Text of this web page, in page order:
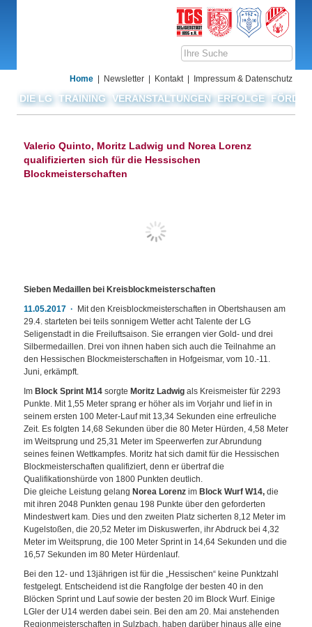
Home Newsletter Kontakt Impressum & Datenschutz
DIE LG TRAINING VERANSTALTUNGEN ERFOLGE
Valerio Quinto, Moritz Ladwig und Norea Lorenz
qualifizierten sich für die Hessischen
Blockmeisterschaften
Sieben Medaillen bei Kreisblockmeisterschaften
11.05.2017
Mit den Kreisblockmeisterschaften in Obertshausen am
29.4. starteten bei teils sonnigem Wetter acht Talente der LG
Seligenstadt in die Freiluftsaison. Sie errangen vier Gold- und drei
Silbermedaillen. Drei von ihnen haben sich auch die Teilnahme an
den Hessischen Blockmeisterschaften in Hofgeismar, vom 10.-11.
Juni, erkämpft.
Im Block Sprint M14 sorgte Moritz Ladwig als Kreismeister für 2293
Punkte. Mit 1,55 Meter sprang er höher als im Vorjahr und lief in in
seinem ersten 100 Meter-Lauf mit 13,34 Sekunden eine erfreuliche
Zeit. Es folgten 14,68 Sekunden über die 80 Meter Hürden, 4,58 Meter
im Weitsprung und 25,31 Meter im Speerwerfen zur Abrundung
seines feinen Wettkampfes. Moritz hat sich damit für die Hessischen
Blockmeisterschaften qualifiziert, denn er übertraf die
Qualifikationshürde von 1800 Punkten deutlich.
Die gleiche Leistung gelang Norea Lorenz im Block Wurf W14, die
mit ihren 2048 Punkten genau 198 Punkte über den geforderten
Mindestwert kam. Dies und den zweiten Platz sicherten 8,12 Meter im
Kugelstoßen, die 20,52 Meter im Diskuswerfen, ihr Abdruck bei 4,32
Meter im Weitsprung, die 100 Meter Sprint in 14,64 Sekunden und die
16,57 Sekunden im 80 Meter Hürdenlauf.
Bei den 12- und 13jährigen ist für die „Hessischen“ keine Punktzahl
festgelegt. Entscheidend ist die Rangfolge der besten 40 in den
Blöcken Sprint und Lauf sowie der besten 20 im Block Wurf. Einige
LGler der U14 werden dabei sein. Bei den am 20. Mai anstehenden
Regionmeisterschaften in Sulzbach, haben darüber hinaus alle eine